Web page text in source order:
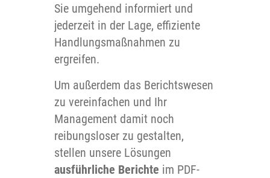
Sie umgehend informiert und
jederzeit in der Lage, effiziente
Handlungsmaßnahmen zu
ergreifen.
Um außerdem das Berichtswesen
zu vereinfachen und Ihr
Management damit noch
reibungsloser zu gestalten,
stellen unsere Lösungen
ausführliche Berichte im PDF-